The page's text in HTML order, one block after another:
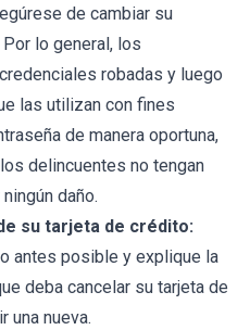
de cambiar su
lo general, los
robadas y luego
las utilizan con fines
de manera oportuna,
delincuentes no tengan
daño.
su tarjeta de crédito:
antes posible y explique la
deba cancelar su tarjeta de
una nueva.